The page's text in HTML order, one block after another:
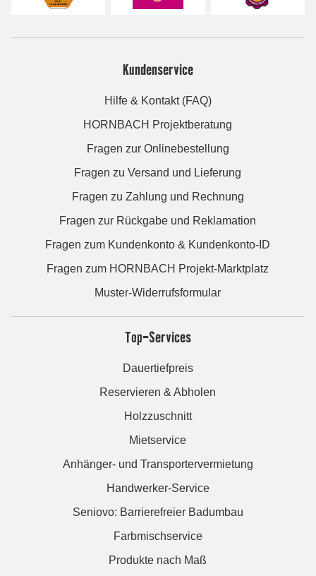
Kundenservice
Hilfe & Kontakt (FAQ)
HORNBACH Projektberatung
Fragen zur Onlinebestellung
Fragen zu Versand und Lieferung
Fragen zu Zahlung und Rechnung
Fragen zur Rückgabe und Reklamation
Fragen zum Kundenkonto & Kundenkonto-ID
Fragen zum HORNBACH Projekt-Marktplatz
Muster-Widerrufsformular
Top-Services
Dauertiefpreis
Reservieren & Abholen
Holzzuschnitt
Mietservice
Anhänger- und Transportervermietung
Handwerker-Service
Seniovo: Barrierefreier Badumbau
Farbmischservice
Produkte nach Maß